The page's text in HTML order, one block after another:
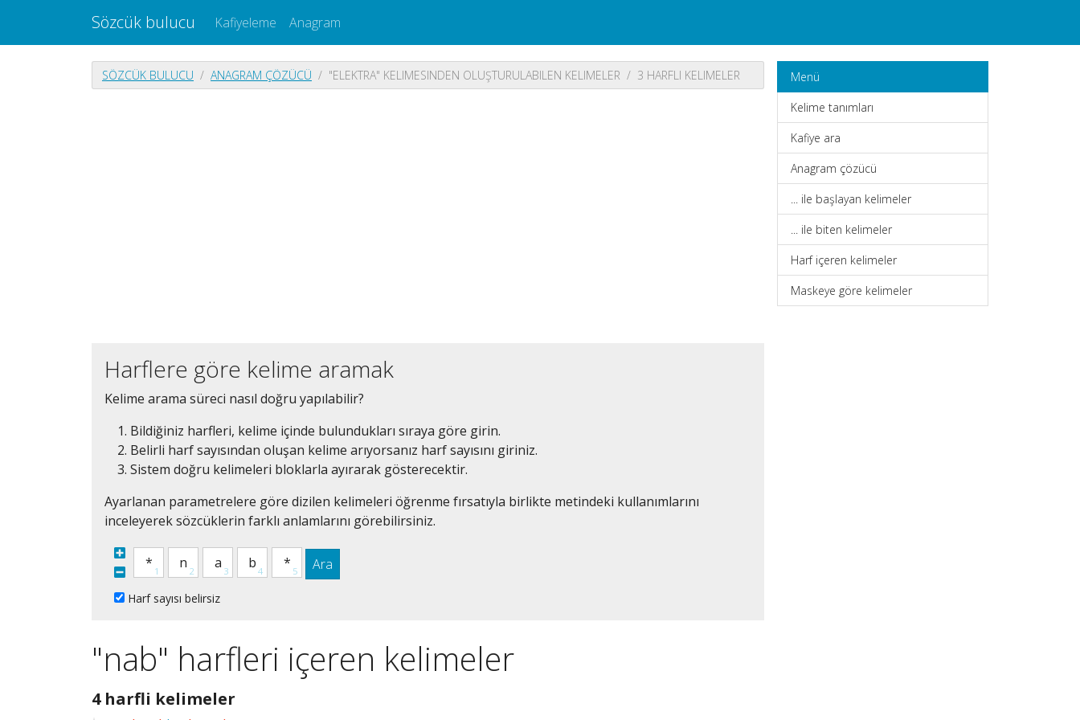
Sözcük bulucu Kafiyeleme Anagram
SÖZCÜK BULUCU ANAGRAM ÇÖZÜCÜ "ELEKTRA" KELIMESINDEN OLUŞTURULABILEN KELIMELER 3 HARFLI KELIMELER
Harflere göre kelime aramak
Kelime arama süreci nasıl doğru yapılabilir?
Bildiğiniz harfleri, kelime içinde bulundukları sıraya göre girin.
Belirli harf sayısından oluşan kelime arıyorsanız harf sayısını giriniz.
Sistem doğru kelimeleri bloklarla ayırarak gösterecektir.
Ayarlanan parametrelere göre dizilen kelimeleri öğrenme fırsatıyla birlikte metindeki kullanımlarını
inceleyerek sözcüklerin farklı anlamlarını görebilirsiniz.
Ara
Harf sayısı belirsiz
"nab" harfleri içeren kelimeler
4 harfli kelimeler
Menü
Kelime tanımları
Kafiye ara
Anagram çözücü
... ile başlayan kelimeler
... ile biten kelimeler
Harf içeren kelimeler
Maskeye göre kelimeler